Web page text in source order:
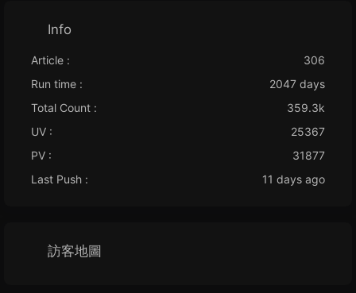
Info
Article :
306
Run time :
2047 days
Total Count :
359.3k
UV :
25367
PV :
31877
Last Push :
11 days ago
訪客地圖